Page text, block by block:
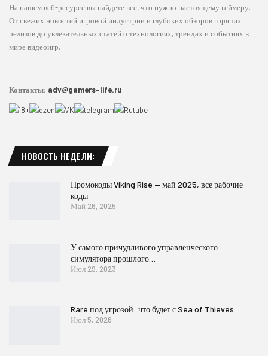
На нашем веб-ресурсе вы найдете все, что нужно настоящему геймеру.
От свежих новостей игровой индустрии и глубоких обзоров горячих
релизов до увлекательных статей о технологиях, трендах и событиях в
мире видеоигр.
Контакты: adv@gamers-life.ru
НОВОСТЬ НЕДЕЛИ:
Промокоды Viking Rise — май 2025, все рабочие
коды
Май 26, 2025
У самого причудливого управленческого
симулятора прошлого…
Июл 29, 2023
Rare под угрозой: что будет с Sea of Thieves
Июл 5, 2026